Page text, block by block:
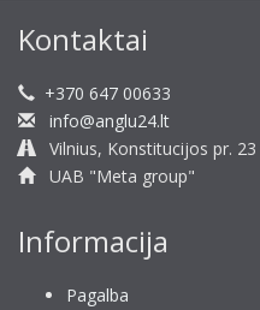
Kontaktai
+370 647 00633
info@anglu24.lt
Vilnius, Konstitucijos pr. 23
UAB "Meta group"
Informacija
Pagalba